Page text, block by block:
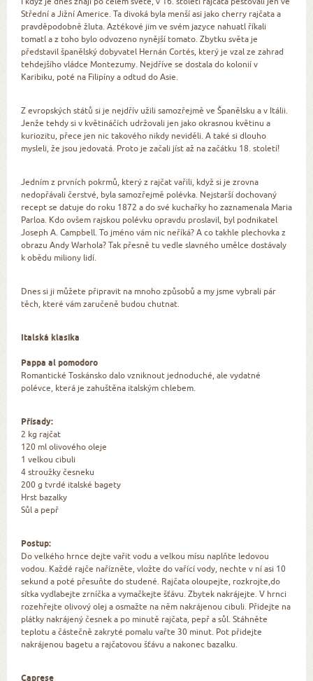
Střední a Jižní Americe. Ta divoká byla menší asi jako cherry rajčata a
pravděpodobně žluta. Aztékové jim ve svém jazyce nahuatl říkali
tomatl a z toho bylo odvozeno nynější tomato. Zbytku světa je
představil španělský dobyvatel Hernán Cortés, který je vzal ze zahrad
tehdejšího vládce Montezumy. Nejdříve se dostala do kolonií v
Karibiku, poté na Filipíny a odtud do Asie.
Z evropských států si je nejdřív užili samozřejmě ve Španělsku a v Itálii.
Jenže tehdy si v květináčích udržovali jen jako okrasnou květinu a
kuriozitu, přece jen nic takového nikdy neviděli. A také si dlouho
mysleli, že jsou jedovatá. Proto je začali jíst až na začátku 18. století!
Jedním z prvních pokrmů, který z rajčat vařili, když si je zrovna
nedopřávali čerstvé, byla samozřejmě polévka. Nejstarší dochovaný
recept se datuje do roku 1872 a do své kuchařky ho zaznamenala Maria
Parloa. Kdo ovšem rajskou polévku opravdu proslavil, byl podnikatel
Joseph A. Campbell. To jméno vám nic neříká? A co takhle plechovka z
obrazu Andy Warhola? Tak přesně tu vedle slavného umělce dostávaly
k obědu miliony lidí.
Dnes si ji můžete připravit na mnoho způsobů a my jsme vybrali pár
těch, které vám zaručeně budou chutnat.
Italská klasika
Pappa al pomodoro
Romantické Toskánsko dalo vzniknout jednoduché, ale vydatné
polévce, která je zahuštěna italským chlebem.
Přísady:
2 kg rajčat
120 ml olivového oleje
1 velkou cibuli
4 stroužky česneku
200 g tvrdé italské bagety
Hrst bazalky
Sůl a pepř
Postup:
Do velkého hrnce dejte vařit vodu a velkou mísu naplňte ledovou
vodou. Každé rajče nařízněte, vložte do vařící vody, nechte v ní asi 10
sekund a poté přesuňte do studené. Rajčata oloupejte, rozkrojte,do
sítka vydlabejte zrníčka a vymačkejte šťávu. Zbytek nakrájejte. V hrnci
rozehřejte olivový olej a osmažte na něm nakrájenou cibuli. Přidejte na
plátky nakrájený česnek a po minutě rajčata, pepř a sůl. Stáhněte
teplotu a částečně zakryté pomalu vařte 30 minut. Pot přidejte
nakrájenou bagetu a rajčatovou šťávu a nakonec bazalku.
Caprese